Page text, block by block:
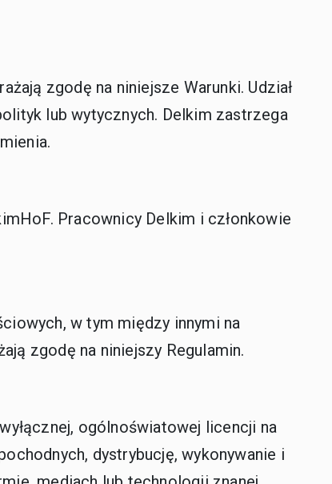
zgodę na niniejsze Warunki. Udział
lub wytycznych. Delkim zastrzega
Pracownicy Delkim i członkowie
w tym między innymi na
zgodę na niniejszy Regulamin.
ogólnoświatowej licencji na
dystrybucję, wykonywanie i